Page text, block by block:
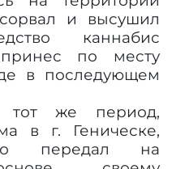
сорвал и высушил
каннабис
по месту
в последующем
тот же период,
в г. Геническе,
передал на